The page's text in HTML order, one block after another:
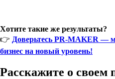
Хотите такие же результаты?
👉 Доверьтесь PR-MAKER —
бизнес на новый уровень!
Расскажите о своем